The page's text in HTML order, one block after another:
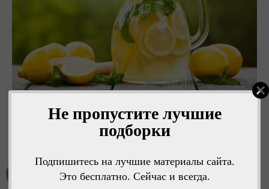
Не пропустите лучшие
подборки
Подпишитесь на лучшие материалы сайта.
Это бесплатно. Сейчас и всегда.
Мне нравится